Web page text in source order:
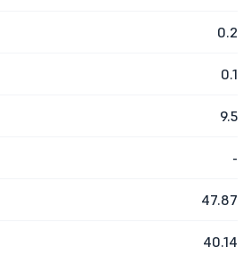
0.2
0.1
9.5
-
47.87
40.14